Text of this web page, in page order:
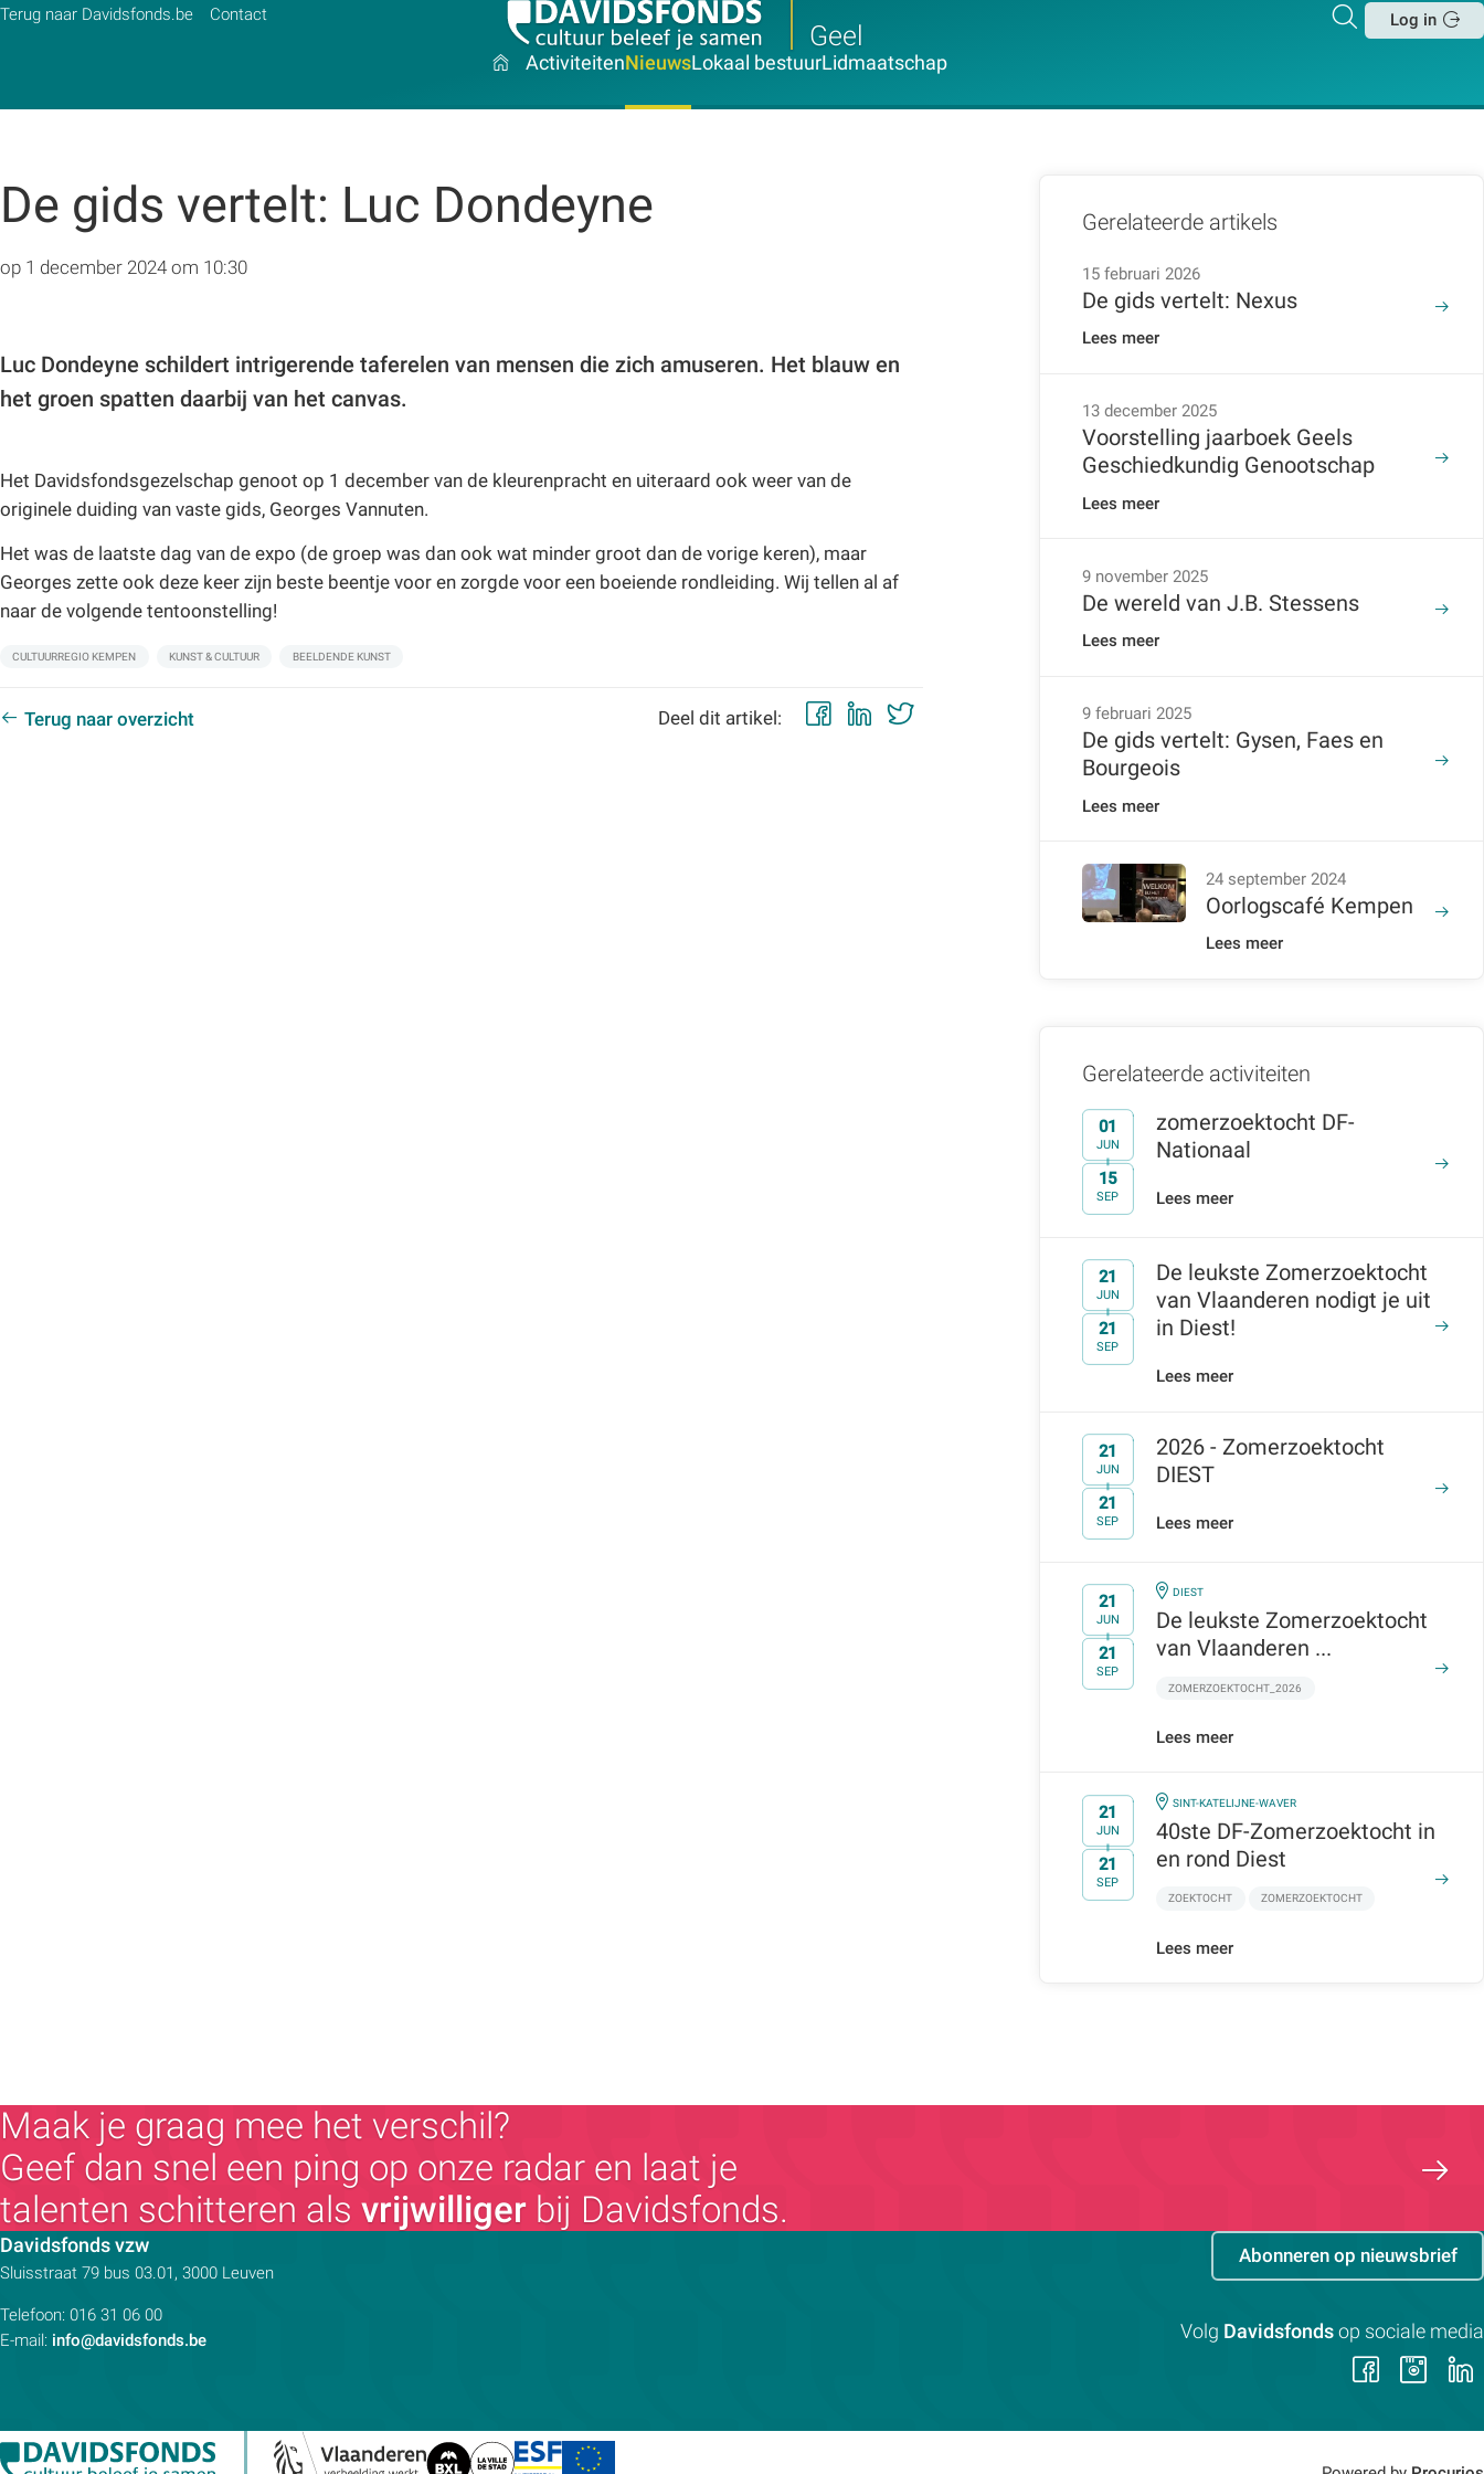
Terug naar Davidsfonds.be Contact
Geel
Zoeken
Log in
ActiviteitenNieuwsLokaal bestuurLidmaatschap
De gids vertelt: Luc Dondeyne
op 1 december 2024 om 10:30
Luc Dondeyne schildert intrigerende taferelen van mensen die zich amuseren. Het blauw en
het groen spatten daarbij van het canvas.
Het Davidsfondsgezelschap genoot op 1 december van de kleurenpracht en uiteraard ook weer van de
originele duiding van vaste gids, Georges Vannuten.
Het was de laatste dag van de expo (de groep was dan ook wat minder groot dan de vorige keren), maar
Georges zette ook deze keer zijn beste beentje voor en zorgde voor een boeiende rondleiding. Wij tellen al af
naar de volgende tentoonstelling!
Labels:
CULTUURREGIO KEMPEN KUNST & CULTUUR BEELDENDE KUNST
Terug naar overzicht Deel dit artikel: Facebook
LinkedIn
Gerelateerde artikels
15 februari 2026
De gids vertelt: Nexus
Lees meer
13 december 2025
Voorstelling jaarboek Geels
Geschiedkundig Genootschap
Lees meer
9 november 2025
De wereld van J.B. Stessens
Lees meer
9 februari 2025
De gids vertelt: Gysen, Faes en
Bourgeois
Lees meer
24 september 2024
Oorlogscafé Kempen
Lees meer
Gerelateerde activiteiten
01
JUN
t/m
15
SEP
zomerzoektocht DF-
Nationaal
Lees meer
21
JUN
t/m
21
SEP
De leukste Zomerzoektocht
van Vlaanderen nodigt je uit
in Diest!
Lees meer
21
JUN
t/m
21
SEP
2026 - Zomerzoektocht
DIEST
Lees meer
21
JUN
t/m
21
SEP
IN
DIEST
De leukste Zomerzoektocht
van Vlaanderen ...
ZOMERZOEKTOCHT_2026
Lees meer
21
JUN
t/m
21
SEP
IN
SINT-KATELIJNE-WAVER
40ste DF-Zomerzoektocht in
en rond Diest
ZOEKTOCHT ZOMERZOEKTOCHT
Lees meer
Maak je graag mee het verschil?
Geef dan snel een ping op onze radar en laat je
talenten schitteren als vrijwilliger bij Davidsfonds.
Davidsfonds vzwContactpersoon:
Adres:
Sluisstraat 79 bus 03.01, 3000 Leuven
Telefoon: 016 31 06 00
E-mail: info@davidsfonds.be
Abonneren op nieuwsbrief
Volg Davidsfonds op sociale media
Volg
op op
Zoek: